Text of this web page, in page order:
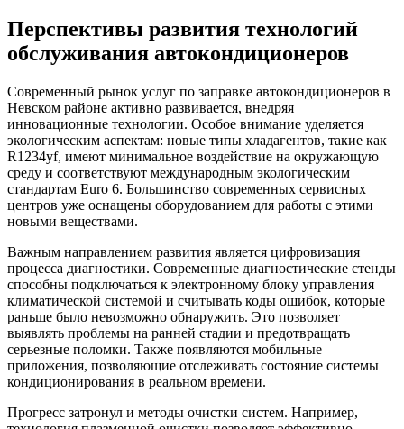
Перспективы развития технологий
обслуживания автокондиционеров
Современный рынок услуг по заправке автокондиционеров в
Невском районе активно развивается, внедряя
инновационные технологии. Особое внимание уделяется
экологическим аспектам: новые типы хладагентов, такие как
R1234yf, имеют минимальное воздействие на окружающую
среду и соответствуют международным экологическим
стандартам Euro 6. Большинство современных сервисных
центров уже оснащены оборудованием для работы с этими
новыми веществами.
Важным направлением развития является цифровизация
процесса диагностики. Современные диагностические стенды
способны подключаться к электронному блоку управления
климатической системой и считывать коды ошибок, которые
раньше было невозможно обнаружить. Это позволяет
выявлять проблемы на ранней стадии и предотвращать
серьезные поломки. Также появляются мобильные
приложения, позволяющие отслеживать состояние системы
кондиционирования в реальном времени.
Прогресс затронул и методы очистки систем. Например,